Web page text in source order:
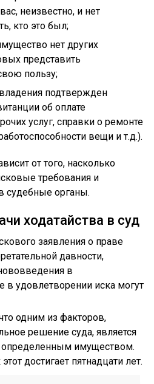
неизвестно, и нет
кто это был;
нет других
представить
пользу;
подтвержден
об оплате
услуг, справки о ремонте
вещи и т.д.).
от того, насколько
требования и
судебные органы.
ходатайства в суд
заявления о праве
давности,
в
в удовлетворении иска могут
одним из факторов,
решение суда, является
определенным имуществом.
достигает пятнадцати лет.